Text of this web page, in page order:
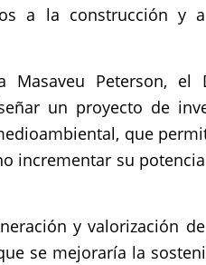
a la construcción y
Peterson, el
un proyecto de
que
incrementar su
y valorización
se mejoraría la